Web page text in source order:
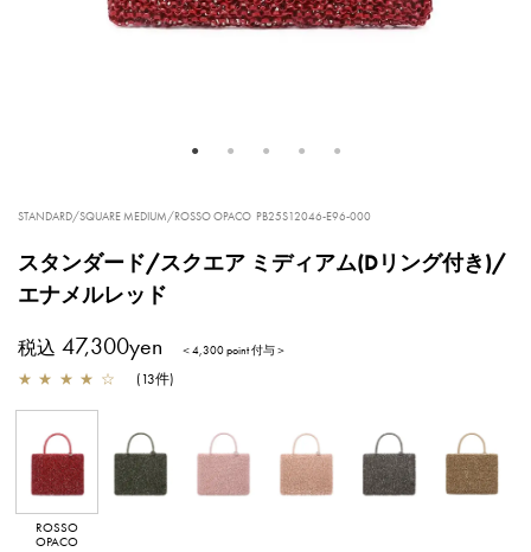
STANDARD/SQUARE MEDIUM/ROSSO OPACO PB25S12046-E96-000
スタンダード/スクエア ミディアム(Dリング付き)/
エナメルレッド
税込 47,300yen ＜4,300 point 付与＞
★ ★ ★ ★ ☆ (13件)
ROSSO
OPACO